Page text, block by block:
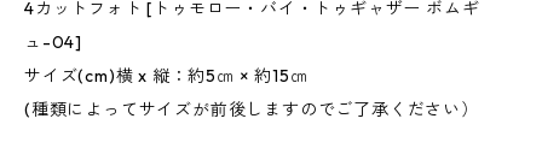
4カットフォト [トゥモロー・バイ・トゥギャザー ボムギ
ュ-04]
サイズ(cm)横 x 縦：約5㎝ × 約15㎝
(種類によってサイズが前後しますのでご了承ください）